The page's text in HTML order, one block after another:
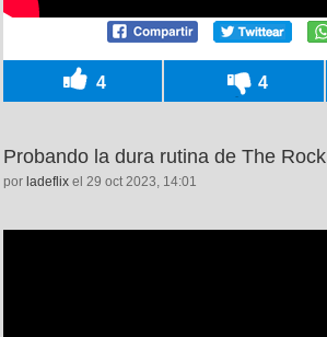
4 4
Probando la dura rutina de The Rock
por ladeflix el 29 oct 2023, 14:01